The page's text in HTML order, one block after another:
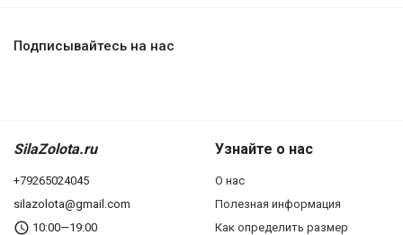
Подписывайтесь на нас
SilaZolota.ru
+79265024045
silazolota@gmail.com
10:00—19:00
Узнайте о нас
О нас
Полезная информация
Как определить размер